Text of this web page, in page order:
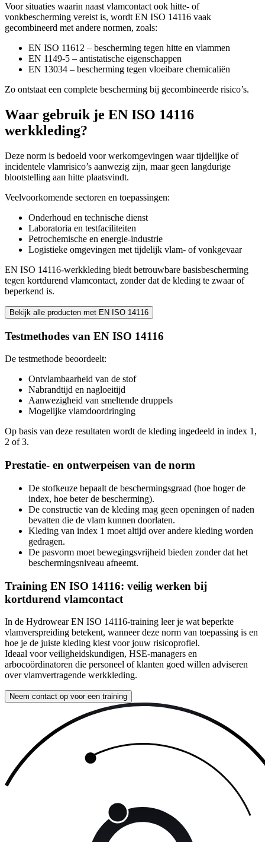
Voor situaties waarin naast vlamcontact ook hitte- of
vonkbescherming vereist is, wordt EN ISO 14116 vaak
gecombineerd met andere normen, zoals:
EN ISO 11612 – bescherming tegen hitte en vlammen
EN 1149-5 – antistatische eigenschappen
EN 13034 – bescherming tegen vloeibare chemicaliën
Zo ontstaat een complete bescherming bij gecombineerde risico’s.
Waar gebruik je EN ISO 14116
werkkleding?
Deze norm is bedoeld voor werkomgevingen waar tijdelijke of
incidentele vlamrisico’s aanwezig zijn, maar geen langdurige
blootstelling aan hitte plaatsvindt.
Veelvoorkomende sectoren en toepassingen:
Onderhoud en technische dienst
Laboratoria en testfaciliteiten
Petrochemische en energie-industrie
Logistieke omgevingen met tijdelijk vlam- of vonkgevaar
EN ISO 14116-werkkleding biedt betrouwbare basisbescherming
tegen kortdurend vlamcontact, zonder dat de kleding te zwaar of
beperkend is.
Bekijk alle producten met EN ISO 14116
Testmethodes van EN ISO 14116
De testmethode beoordeelt:
Ontvlambaarheid van de stof
Nabrandtijd en nagloeitijd
Aanwezigheid van smeltende druppels
Mogelijke vlamdoordringing
Op basis van deze resultaten wordt de kleding ingedeeld in index 1,
2 of 3.
Prestatie- en ontwerpeisen van de norm
De stofkeuze bepaalt de beschermingsgraad (hoe hoger de
index, hoe beter de bescherming).
De constructie van de kleding mag geen openingen of naden
bevatten die de vlam kunnen doorlaten.
Kleding van index 1 moet altijd over andere kleding worden
gedragen.
De pasvorm moet bewegingsvrijheid bieden zonder dat het
beschermingsniveau afneemt.
Training EN ISO 14116: veilig werken bij
kortdurend vlamcontact
In de Hydrowear EN ISO 14116-training leer je wat beperkte
vlamverspreiding betekent, wanneer deze norm van toepassing is en
hoe je de juiste kleding kiest voor jouw risicoprofiel.
Ideaal voor veiligheidskundigen, HSE-managers en
arbocoördinatoren die personeel of klanten goed willen adviseren
over vlamvertragende werkkleding.
Neem contact op voor een training